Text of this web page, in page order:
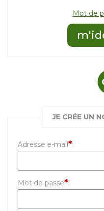
Mot de
JE CRÉE UN
Adresse e-mail*:
Mot de passe*: